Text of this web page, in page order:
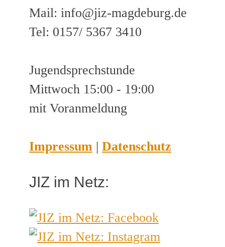
Mail: info@jiz-magdeburg.de
Tel: 0157/ 5367 3410
Jugendsprechstunde
Mittwoch 15:00 - 19:00
mit Voranmeldung
Impressum | Datenschutz
JIZ im Netz: